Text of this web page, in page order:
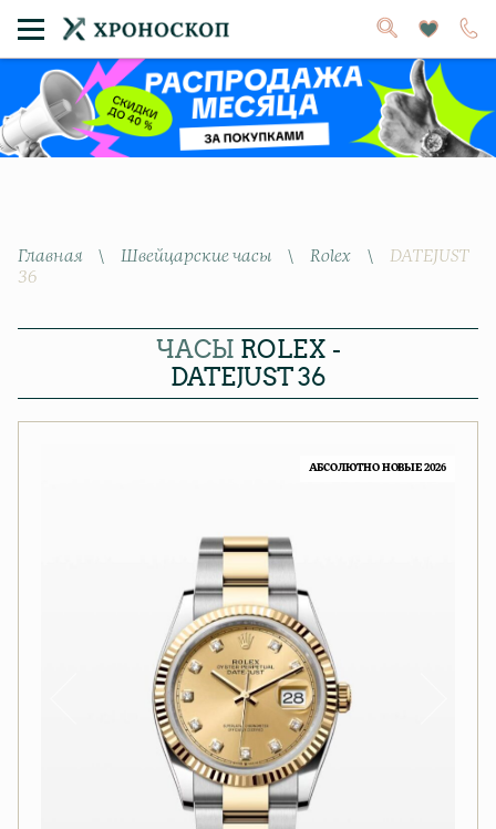
Главная \ Швейцарские часы \ Rolex \ DATEJUST
36
ЧАСЫ ROLEX -
DATEJUST 36
АБСОЛЮТНО НОВЫЕ 2026